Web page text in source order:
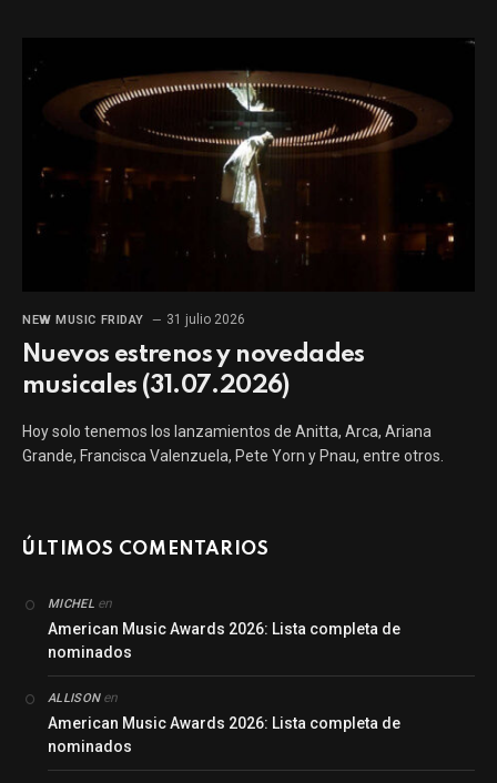
NEW MUSIC FRIDAY 31 julio 2026
Nuevos estrenos y novedades
musicales (31.07.2026)
Hoy solo tenemos los lanzamientos de Anitta, Arca, Ariana
Grande, Francisca Valenzuela, Pete Yorn y Pnau, entre otros.
ÚLTIMOS COMENTARIOS
MICHELen
American Music Awards 2026: Lista completa de
nominados
ALLISONen
American Music Awards 2026: Lista completa de
nominados